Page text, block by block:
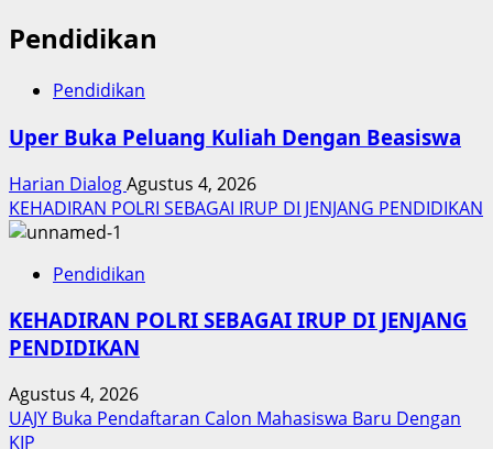
Pendidikan
Pendidikan
Uper Buka Peluang Kuliah Dengan Beasiswa
Harian DialogAgustus 4, 2026
KEHADIRAN POLRI SEBAGAI IRUP DI JENJANG PENDIDIKAN
Pendidikan
KEHADIRAN POLRI SEBAGAI IRUP DI JENJANG
PENDIDIKAN
Agustus 4, 2026
UAJY Buka Pendaftaran Calon Mahasiswa Baru Dengan
KIP